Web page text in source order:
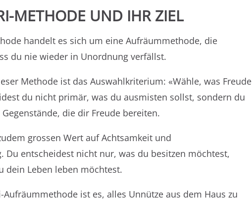
METHODE UND IHR ZIEL
handelt es sich um eine Aufräummethode, die
du nie wieder in Unordnung verfällst.
Methode ist das Auswahlkriterium: «Wähle, was Freude
du nicht primär, was du ausmisten sollst, sondern du
die dir Freude bereiten.
grossen Wert auf Achtsamkeit und
Du entscheidest nicht nur, was du besitzen möchtest,
dein Leben leben möchtest.
Aufräummethode ist es, alles Unnütze aus dem Haus zu